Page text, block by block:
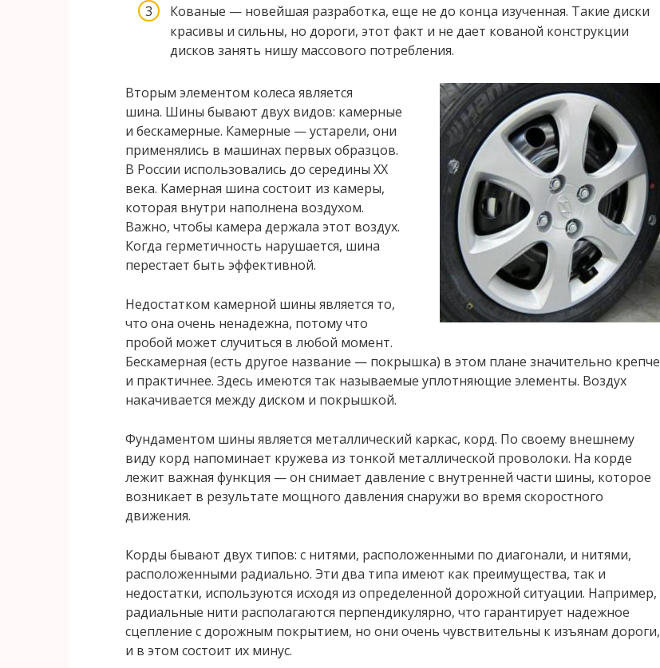
Кованые — новейшая разработка, еще не до конца изученная. Такие диски
красивы и сильны, но дороги, этот факт и не дает кованой конструкции
дисков занять нишу массового потребления.
Вторым элементом колеса является
шина. Шины бывают двух видов: камерные
и бескамерные. Камерные — устарели, они
применялись в машинах первых образцов.
В России использовались до середины ХХ
века. Камерная шина состоит из камеры,
которая внутри наполнена воздухом.
Важно, чтобы камера держала этот воздух.
Когда герметичность нарушается, шина
перестает быть эффективной.
Недостатком камерной шины является то,
что она очень ненадежна, потому что
пробой может случиться в любой момент.
Бескамерная (есть другое название — покрышка) в этом плане значительно крепче
и практичнее. Здесь имеются так называемые уплотняющие элементы. Воздух
накачивается между диском и покрышкой.
Фундаментом шины является металлический каркас, корд. По своему внешнему
виду корд напоминает кружева из тонкой металлической проволоки. На корде
лежит важная функция — он снимает давление с внутренней части шины, которое
возникает в результате мощного давления снаружи во время скоростного
движения.
Корды бывают двух типов: с нитями, расположенными по диагонали, и нитями,
расположенными радиально. Эти два типа имеют как преимущества, так и
недостатки, используются исходя из определенной дорожной ситуации. Например,
радиальные нити располагаются перпендикулярно, что гарантирует надежное
сцепление с дорожным покрытием, но они очень чувствительны к изъянам дороги,
и в этом состоит их минус.